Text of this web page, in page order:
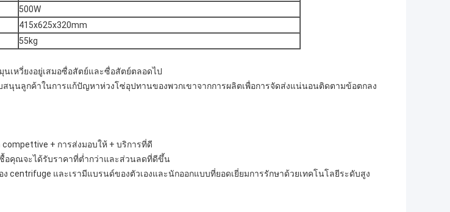
500W
415x625x320mm
55kg
นเหวี่ยงอยู่เสมอซื่อสัตย์และซื่อสัตย์ตลอดไป
นุนลูกค้าในการแก้ปัญหาห่วงโซ่อุปทานของพวกเขาจากการผลิตเพื่อการจัดส่งแน่นอนติดตามข้อตกลง
+ การส่งมอบให้ + บริการที่ดี
อคุณจะได้รับราคาที่ต่ำกว่าและส่วนลดที่ดีขึ้น
ง centrifuge และเรามีแบรนด์ของตัวเองและนักออกแบบที่ยอดเยี่ยมการรักษาด้วยเทคโนโลยีระดับสูง